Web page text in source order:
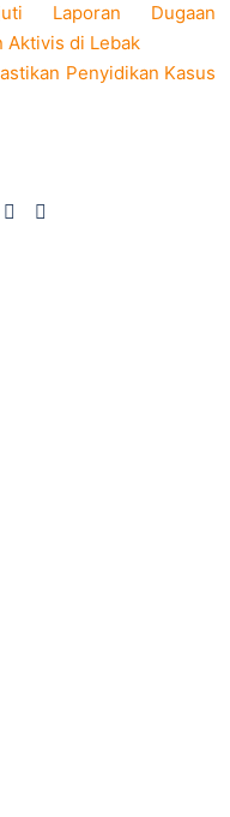
Laporan Dugaan
Aktivis di Lebak
Penyidikan Kasus